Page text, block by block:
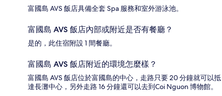
富國島 AVS 飯店具備全套 Spa 服務和室外游泳池。
富國島 AVS 飯店內部或附近是否有餐廳？
是的，此住宿附設 1 間餐廳。
富國島 AVS 飯店附近的環境怎麼樣？
富國島 AVS 飯店位於富國島的中心，走路只要 20 分鐘就可以抵
達長灘中心，另外走路 16 分鐘還可以去到Coi Nguon 博物館。